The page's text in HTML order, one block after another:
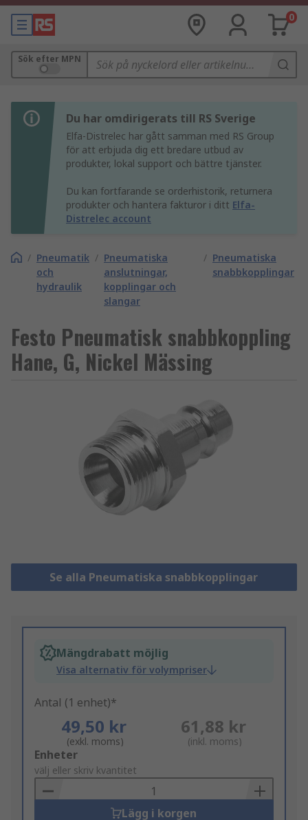
0
Sök efter MPN
Du har omdirigerats till RS Sverige
Elfa-Distrelec har gått samman med RS Group
för att erbjuda dig ett bredare utbud av
produkter, lokal support och bättre tjänster.
Du kan fortfarande se orderhistorik, returnera
produkter och hantera fakturor i ditt Elfa-
Distrelec account
/ Pneumatik
och
hydraulik
/ Pneumatiska
anslutningar,
kopplingar och
slangar
/ Pneumatiska
snabbkopplingar
Festo Pneumatisk snabbkoppling
Hane, G, Nickel Mässing
Se alla Pneumatiska snabbkopplingar
Mängdrabatt möjlig
Visa alternativ för volympriser
Antal (1 enhet)*
49,50 kr
(exkl. moms)
61,88 kr
(inkl. moms)
Add
to
Basket
Enheter
välj eller skriv kvantitet
Lägg i korgen